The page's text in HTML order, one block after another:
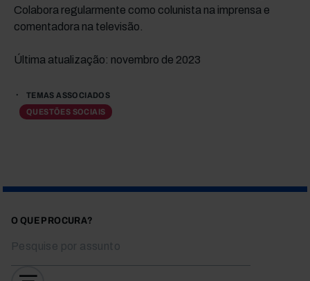
Colabora regularmente como colunista na imprensa e
comentadora na televisão.
Última atualização: novembro de 2023
TEMAS ASSOCIADOS
QUESTÕES SOCIAIS
O QUE PROCURA?